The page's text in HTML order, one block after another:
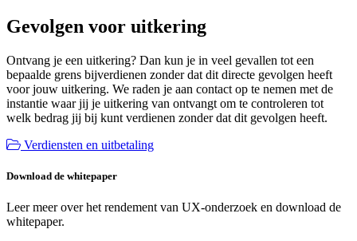
Gevolgen voor uitkering
Ontvang je een uitkering? Dan kun je in veel gevallen tot een
bepaalde grens bijverdienen zonder dat dit directe gevolgen heeft
voor jouw uitkering. We raden je aan contact op te nemen met de
instantie waar jij je uitkering van ontvangt om te controleren tot
welk bedrag jij bij kunt verdienen zonder dat dit gevolgen heeft.
Verdiensten en uitbetaling
Download de whitepaper
Leer meer over het rendement van UX-onderzoek en download de
whitepaper.